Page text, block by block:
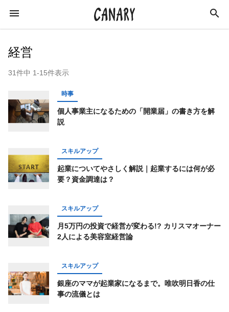
スキルアップ ビジネス
インタビュー 美容
イベントレポート
仕事術 スポーツ トレーニング
お金
コミュニティ オンラインサロン
経営
31件中 1-15件表示
時事
個人事業主になるための「開業届」の書き方を解
説
スキルアップ
起業についてやさしく解説｜起業するには何が必
要？資金調達は？
スキルアップ
月5万円の投資で経営が変わる!? カリスマオーナー
2人による美容室経営論
スキルアップ
銀座のママが起業家になるまで。唯吹明日香の仕
事の流儀とは